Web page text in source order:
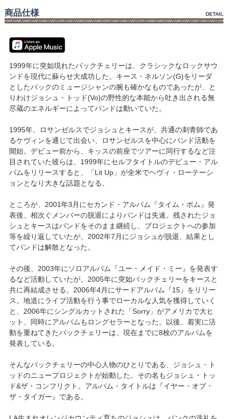
商品仕様 DETAIL
1999年に突如現れたバックチェリーは、クラシックなロックサウ
ンドを現代に蘇らせ大成功した。キース・ネルソン(G)をリーダ
としたバックのミュージシャンの腕も確かなものであったが、と
りわけジョシュ・トッド(Vo)の野性的な本能から吐き出される無
尽蔵のエネルギーによってバンドは動いていた。
1995年、ロサンゼルスでジョシュとキースが、共通の刺青師であ
るケヴィンを通じて出会い、ロサンゼルスを中心にバンド活動を
開始。デビュー前から、キッスの前座でツアーに同行するなど注
目されていた彼らは、1999年にセルフタイトルのデビュー・アル
バムをリリースすると、「Lit Up」が全米でヘヴィ・ローテーシ
ョンとなり大きな話題となる。
ところが、2001年3月にセカンド・アルバム『タイム・ボム』発
表後、相次ぐメンバーの脱退によりバンドは失速。残されたジョ
シュとキースはバンドをそのまま継続し、プロジェクトへの参加
等を繰り返していたが、2002年7月にジョシュが脱退、結果とし
てバンドは解散となった。
その後、2003年にソロアルバム『ユー・メイド・ミー』を発表す
るなど活動していたが、2005年に突如バックチェリーをキースと
共に再結成させる。2006年4月にサードアルバム『15』をリリー
ス。地道にライブ活動を行う事でローカルな人気を獲得していく
と、2006年にシングルカットされた「Sorry」がアメリカで大ヒ
ット、同時にアルバムもロングセラーとなった。以後、着実に活
動を重ねてきたバックチェリーは、現在までに8枚のアルバムを
発表している。
そんなバックチェリーの中心人物のひとりである、ジョシュ・ト
ッドのニュープロジェクトが始動した。その名もジョシュ・トッ
ド&ザ・コンフリクト。アルバム・タイトルは『イヤー・オブ・
ザ・タイガー』である。